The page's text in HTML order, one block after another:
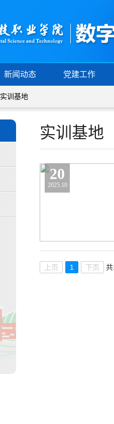
新闻动态 党建工作
实训基地
实训基地
20
2025.10
上页 1 下页